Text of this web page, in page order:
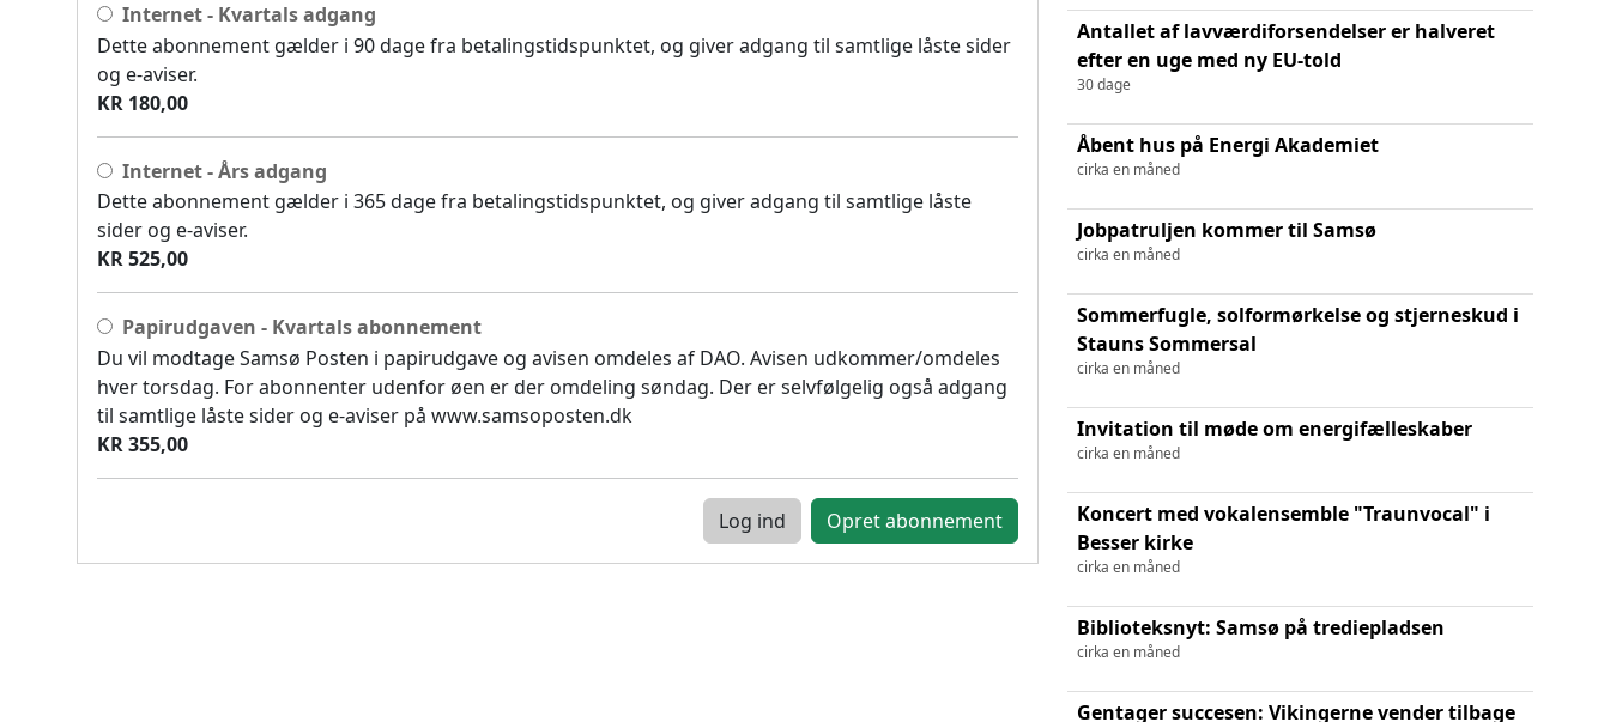
Internet - Kvartals adgang
Dette abonnement gælder i 90 dage fra betalingstidspunktet, og giver adgang til samtlige låste sider
og e-aviser.
KR 180,00
Internet - Års adgang
Dette abonnement gælder i 365 dage fra betalingstidspunktet, og giver adgang til samtlige låste
sider og e-aviser.
KR 525,00
Papirudgaven - Kvartals abonnement
Du vil modtage Samsø Posten i papirudgave og avisen omdeles af DAO. Avisen udkommer/omdeles
hver torsdag. For abonnenter udenfor øen er der omdeling søndag. Der er selvfølgelig også adgang
til samtlige låste sider og e-aviser på www.samsoposten.dk
KR 355,00
Log ind
Antallet af lavværdiforsendelser er halveret
efter en uge med ny EU-told
30 dage
Åbent hus på Energi Akademiet
cirka en måned
Jobpatruljen kommer til Samsø
cirka en måned
Sommerfugle, solformørkelse og stjerneskud i
Stauns Sommersal
cirka en måned
Invitation til møde om energifælleskaber
cirka en måned
Koncert med vokalensemble "Traunvocal" i
Besser kirke
cirka en måned
Biblioteksnyt: Samsø på trediepladsen
cirka en måned
Gentager succesen: Vikingerne vender tilbage